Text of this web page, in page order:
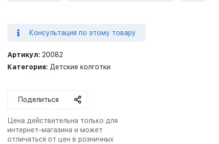
Консультация по этому товару
Артикул: 20082
Категория: Детские колготки
Поделиться
Цена действительна только для
интернет-магазина и может
отличаться от цен в розничных